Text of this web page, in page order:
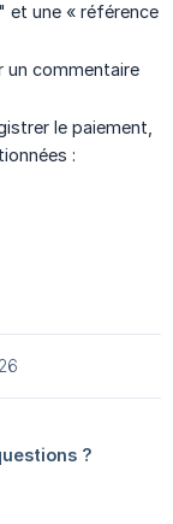
et une « référence
un commentaire
le paiement,
:
?